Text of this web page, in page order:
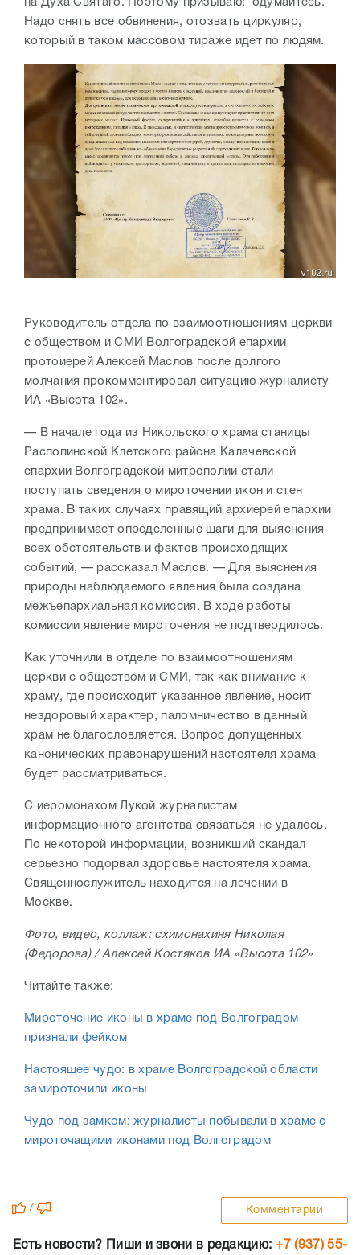
на Духа Святаго. Поэтому призываю: одумайтесь.
Надо снять все обвинения, отозвать циркуляр,
который в таком массовом тираже идет по людям.
Руководитель отдела по взаимоотношениям церкви
с обществом и СМИ Волгоградской епархии
протоиерей Алексей Маслов после долгого
молчания прокомментировал ситуацию журналисту
ИА «Высота 102».
— В начале года из Никольского храма станицы
Распопинской Клетского района Калачевской
епархии Волгоградской митрополии стали
поступать сведения о мироточении икон и стен
храма. В таких случаях правящий архиерей епархии
предпринимает определенные шаги для выяснения
всех обстоятельств и фактов происходящих
событий, — рассказал Маслов. — Для выяснения
природы наблюдаемого явления была создана
межъепархиальная комиссия. В ходе работы
комиссии явление мироточения не подтвердилось.
Как уточнили в отделе по взаимоотношениям
церкви с обществом и СМИ, так как внимание к
храму, где происходит указанное явление, носит
нездоровый характер, паломничество в данный
храм не благословляется. Вопрос допущенных
канонических правонарушений настоятеля храма
будет рассматриваться.
С иеромонахом Лукой журналистам
информационного агентства связаться не удалось.
По некоторой информации, возникший скандал
серьезно подорвал здоровье настоятеля храма.
Священнослужитель находится на лечении в
Москве.
Фото, видео, коллаж: схимонахиня Николая
(Федорова) / Алексей Костяков ИА «Высота 102»
Читайте также:
Мироточение иконы в храме под Волгоградом
признали фейком
Настоящее чудо: в храме Волгоградской области
замироточили иконы
Чудо под замком: журналисты побывали в храме с
мироточащими иконами под Волгоградом
/ Комментарии
Есть новости? Пиши и звони в редакцию: +7 (937) 55-